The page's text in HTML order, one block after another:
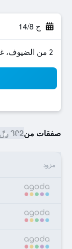
ج 14/8
2 من الضيوف، غرفة واحدة
صفقات من302 ﷼
مزود